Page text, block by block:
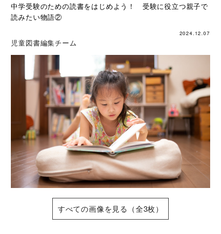
中学受験のための読書をはじめよう！ 受験に役立つ親子で
読みたい物語②
2024.12.07
児童図書編集チーム
すべての画像を見る（全3枚）